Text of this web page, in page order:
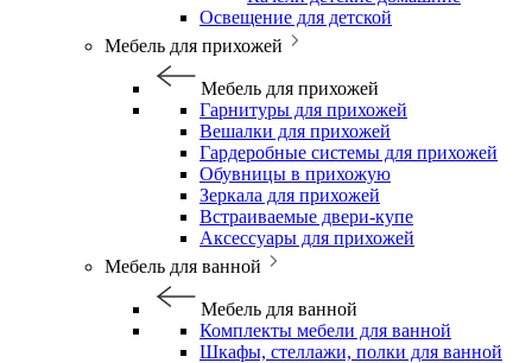
Освещение для детской
Мебель для прихожей
Мебель для прихожей
Гарнитуры для прихожей
Вешалки для прихожей
Гардеробные системы для прихожей
Обувницы в прихожую
Зеркала для прихожей
Встраиваемые двери-купе
Аксессуары для прихожей
Мебель для ванной
Мебель для ванной
Комплекты мебели для ванной
Шкафы, стеллажи, полки для ванной